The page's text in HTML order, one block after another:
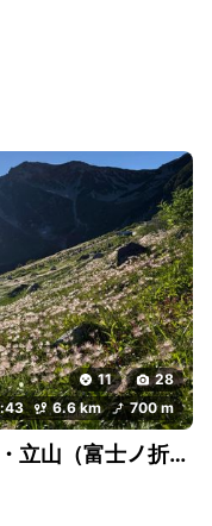
11
28
6.6 km 700 m
立山（雄山）・立山（大汝山）・立山（富士ノ折立）